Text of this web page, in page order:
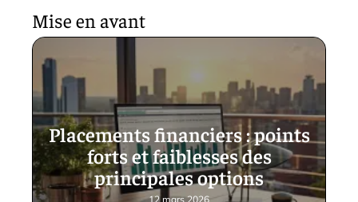
Mise en avant
Placements financiers : points
forts et faiblesses des
principales options
12 mars 2026